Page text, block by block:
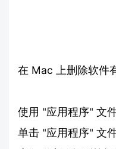
在 Mac 上删除软件
使用 "应用程序" 文
单击 "应用程序" 文